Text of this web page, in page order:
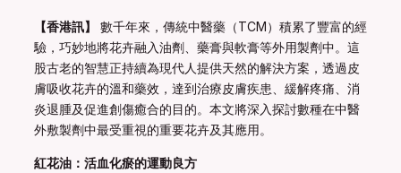
【香港訊】
數千年來，傳統中醫藥（TCM）積累了豐富的經
驗，巧妙地將花卉融入油劑、藥膏與軟膏等外用製劑中。這
股古老的智慧正持續為現代人提供天然的解決方案，透過皮
膚吸收花卉的溫和藥效，達到治療皮膚疾患、緩解疼痛、消
炎退腫及促進創傷癒合的目的。本文將深入探討數種在中醫
外敷製劑中最受重視的重要花卉及其應用。
紅花油：活血化瘀的運動良方